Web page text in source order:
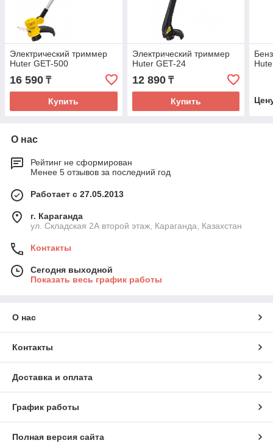
Электрический триммер
Huter GET-500
16 590 ₸
Купить
Электрический триммер
Huter GET-24
12 890₸
Купить
О нас
Рейтинг не сформирован
Менее 5 отзывов за последний год
Работает с 27.05.2013
г. Караганда
ул. Складская 2А второй этаж, Караганда, Казахстан
Контакты
Сегодня выходной
Показать весь график работы
О нас
Контакты
Доставка и оплата
График работы
Полная версия сайта